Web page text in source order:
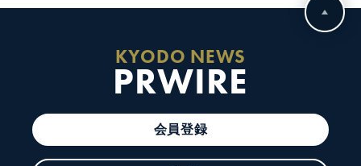
KYODO NEWS
PRWIRE
会員登録